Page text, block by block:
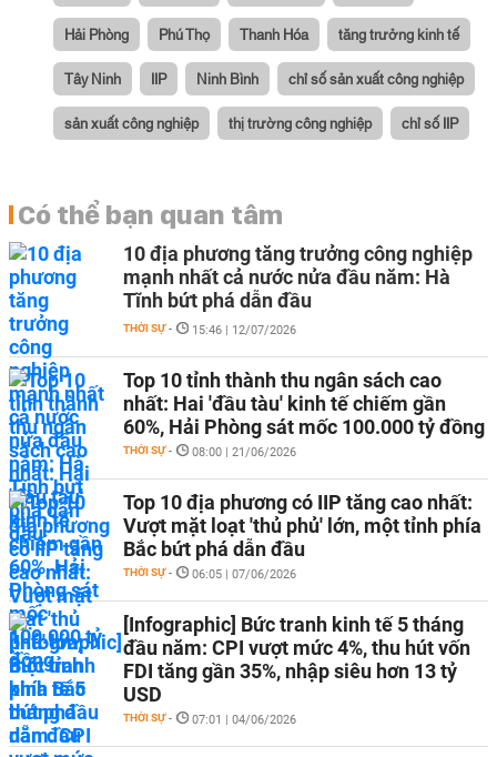
Hải Phòng Phú Thọ Thanh Hóa tăng trưởng kinh tế
Tây Ninh IIP Ninh Bình chỉ số sản xuất công nghiệp
sản xuất công nghiệp thị trường công nghiệp chỉ số IIP
Có thể bạn quan tâm
10 địa phương tăng trưởng công nghiệp
mạnh nhất cả nước nửa đầu năm: Hà
Tĩnh bứt phá dẫn đầu
THỜI SỰ - 15:46 | 12/07/2026
Top 10 tỉnh thành thu ngân sách cao
nhất: Hai 'đầu tàu' kinh tế chiếm gần
60%, Hải Phòng sát mốc 100.000 tỷ đồng
THỜI SỰ - 08:00 | 21/06/2026
Top 10 địa phương có IIP tăng cao nhất:
Vượt mặt loạt 'thủ phủ' lớn, một tỉnh phía
Bắc bứt phá dẫn đầu
THỜI SỰ - 06:05 | 07/06/2026
[Infographic] Bức tranh kinh tế 5 tháng
đầu năm: CPI vượt mức 4%, thu hút vốn
FDI tăng gần 35%, nhập siêu hơn 13 tỷ
USD
THỜI SỰ - 07:01 | 04/06/2026